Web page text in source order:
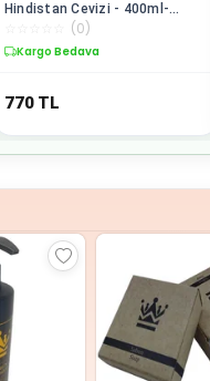
Hindistan Cevizi - 400ml-
(0)
Kargo Bedava
770 TL